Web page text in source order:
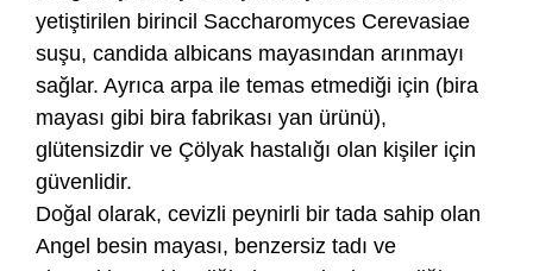
yetiştirilen birincil Saccharomyces Cerevasiae
suşu, candida albicans mayasından arınmayı
sağlar. Ayrıca arpa ile temas etmediği için (bira
mayası gibi bira fabrikası yan ürünü),
glütensizdir ve Çölyak hastalığı olan kişiler için
güvenlidir.
Doğal olarak, cevizli peynirli bir tada sahip olan
Angel besin mayası, benzersiz tadı ve